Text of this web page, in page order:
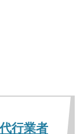
行業者